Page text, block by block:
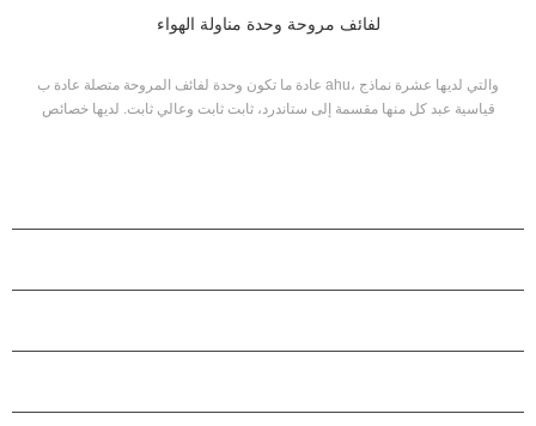
لفائف مروحة وحدة مناولة الهواء
عادة ما تكون وحدة لفائف المروحة متصلة عادة ب ahu، والتي لديها عشرة نماذج
قياسية عبد كل منها مقسمة إلى ستاندرد، ثابت ثابت وعالي ثابت. لديها خصائص